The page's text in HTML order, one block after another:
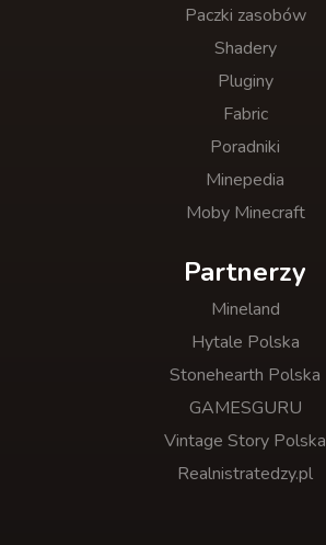
Paczki zasobów
Shadery
Pluginy
Fabric
Poradniki
Minepedia
Moby Minecraft
Partnerzy
Mineland
Hytale Polska
Stonehearth Polska
GAMESGURU
Vintage Story Polska
Realnistratedzy.pl